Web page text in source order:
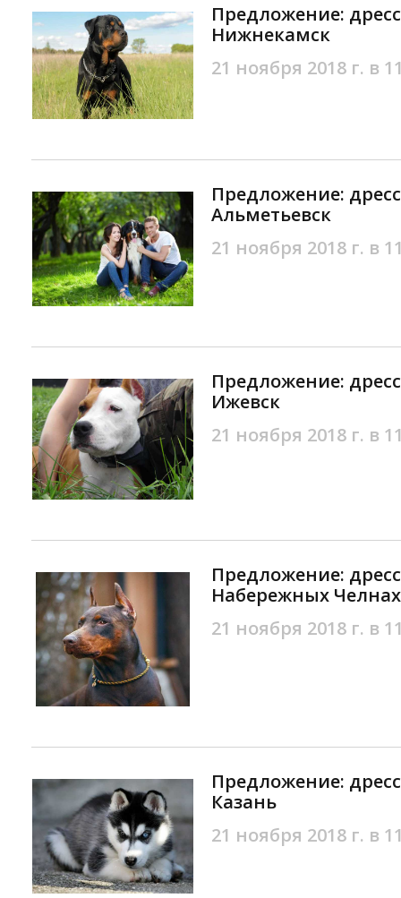
Предложение:
Нижнекамск
21 ноября 2018 г. в
Предложение:
Альметьевск
21 ноября 2018 г. в
Предложение:
Ижевск
21 ноября 2018 г. в
Предложение:
Набережных Челнах
21 ноября 2018 г. в
Предложение:
Казань
21 ноября 2018 г. в